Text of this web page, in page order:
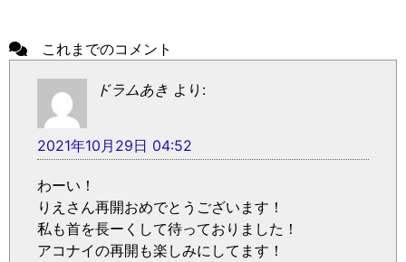
これまでのコメント
ドラムあき より:
2021年10月29日 04:52
わーい！
りえさん再開おめでとうございます！
私も首を長ーくして待っておりました！
アコナイの再開も楽しみにしてます！